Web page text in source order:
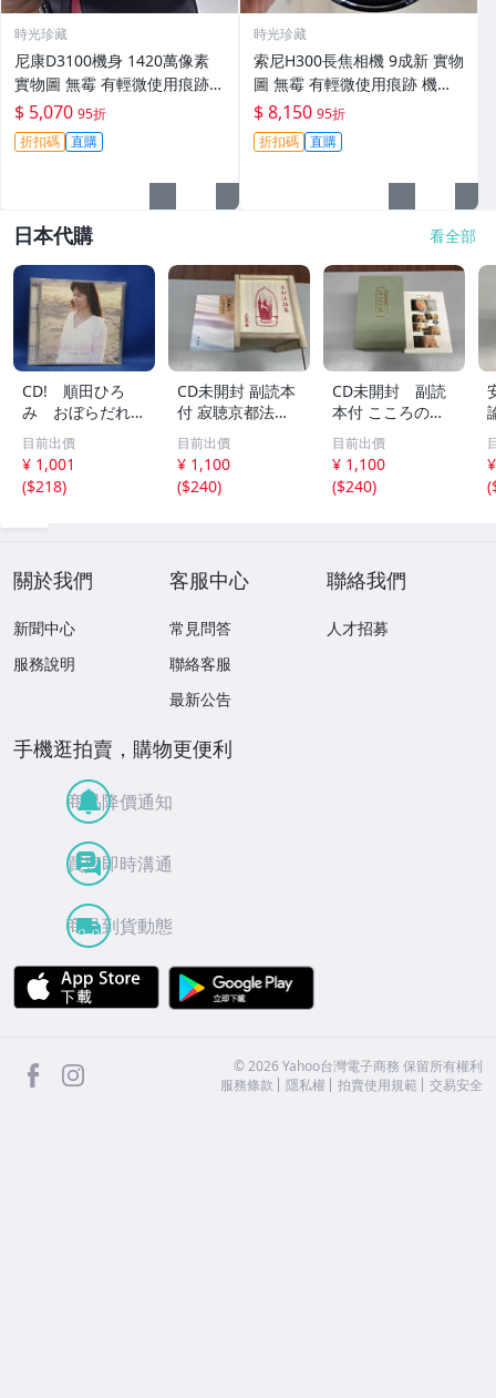
時光珍藏
尼康D3100機身 1420萬像素
實物圖 無霉 有輕微使用痕跡
機身原裝 無拆修無翻新 臨-34
3
$ 5,070 95折
折扣碼 直購
時光珍藏
索尼H300長焦相機 9成新 實物
圖 無霉 有輕微使用痕跡 機身
鏡頭原裝 無拆修無翻新-3430
$ 8,150 95折
折扣碼 直購
日本代購 看全部
CD! 順田ひろ
み おぼらだれ
ん 帯付き OM
CD-16 42405
目前出價
¥ 1,001
($218)
CD未開封 副読本
付 寂聴京都法話
集 ユーキャン
目前出價
¥ 1,100
($240)
CD未開封 副読
本付 こころの
扉 河合隼雄講話
集
目前出價
¥ 1,100
($240)
(
關於我們
新聞中心
服務說明
客服中心
常見問答
聯絡客服
最新公告
聯絡我們
人才招募
手機逛拍賣，購物更便利
商品降價通知
買賣即時溝通
商品到貨動態
APP Store
facebook ©2026 Yahoo台灣電子商務 保留所有權利
服務條款
隱私權 拍賣使用規範 交易安全